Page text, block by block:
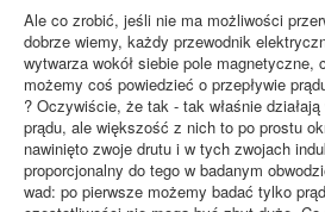
Ale co zrobić, jeśli nie ma możliwości
dobrze wiemy, każdy przewodnik
wytwarza wokół siebie pole magnetyczne,
możemy coś powiedzieć o przepływie
? Oczywiście, że tak - tak właśnie
prądu, ale większość z nich to po prostu
nawinięto zwoje drutu i w tych zwojach
proporcjonalny do tego w badanym
wad: po pierwsze możemy badać tylko